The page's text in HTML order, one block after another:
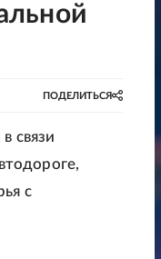
ПОДЕЛИТЬСЯ
связи
с